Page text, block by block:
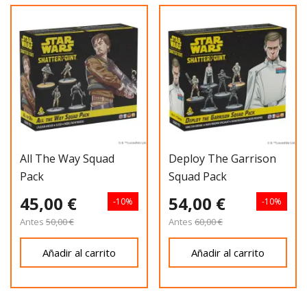
All The Way Squad
Pack
45,00 €
Antes 50,00 €
-10%
Añadir al carrito
Deploy The Garrison
Squad Pack
54,00 €
Antes 60,00 €
-10%
Añadir al carrito